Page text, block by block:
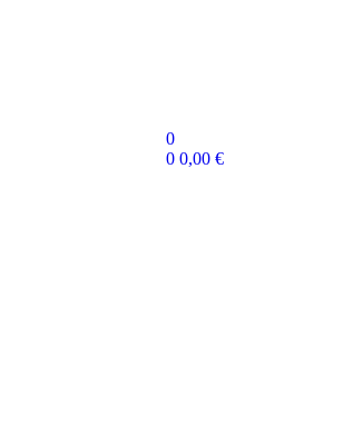
0
0 0,00€